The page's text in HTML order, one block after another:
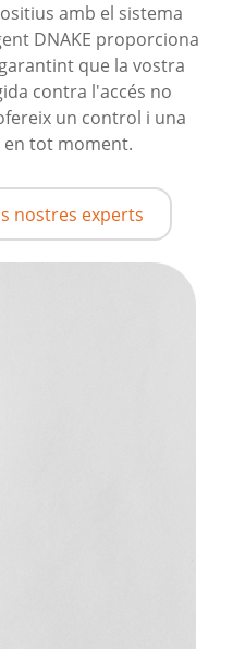
amb el sistema
DNAKE proporciona
que la vostra
contra l'accés no
un control i una
tot moment.
nostres experts